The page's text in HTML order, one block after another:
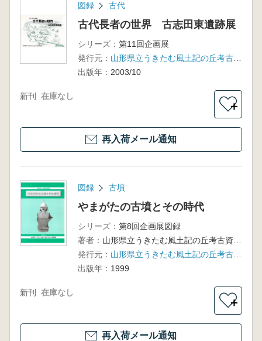
図録 古代
古代長者の世界 古志田東遺跡展
シリーズ： 第11回企画展
発行元：
山形県立うきたむ風土記の丘考古資料館
出版年： 2003/10
新刊 在庫なし
＋
再入荷メール通知
図録 古墳
やまがたの古墳とその時代
シリーズ： 第8回企画展図録
著者：
発行元：
山形県立うきたむ風土記の丘考古資料館
出版年： 1999
新刊 在庫なし
＋
再入荷メール通知